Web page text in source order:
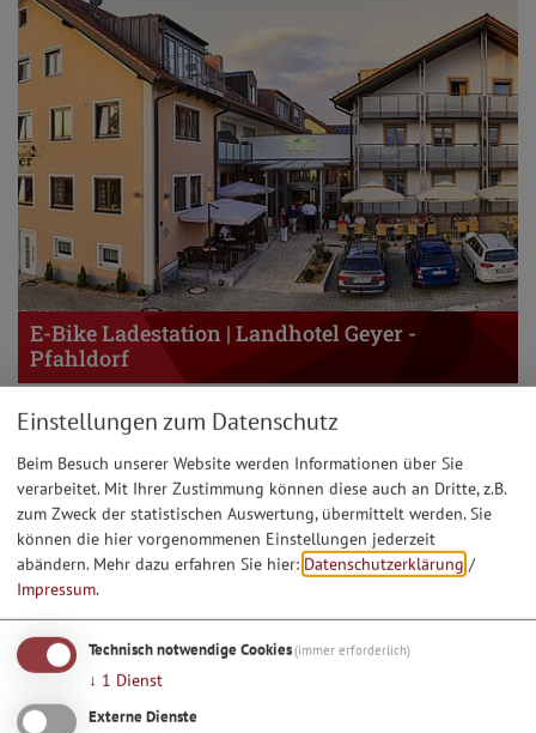
E-Bike Ladestation | Landhotel Geyer -
Pfahldorf
Einstellungen zum Datenschutz
Beim Besuch unserer Website werden Informationen über Sie
verarbeitet. Mit Ihrer Zustimmung können diese auch an Dritte, z.B.
zum Zweck der statistischen Auswertung, übermittelt werden. Sie
können die hier vorgenommenen Einstellungen jederzeit
abändern. Mehr dazu erfahren Sie hier: Datenschutzerklärung /
Impressum.
Technisch notwendige Cookies(immer erforderlich)
↓ 1 Dienst
Externe Dienste